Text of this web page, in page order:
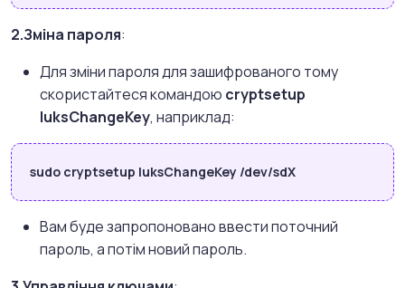
2.Зміна пароля:
Для зміни пароля для зашифрованого тому
скористайтеся командою cryptsetup
luksChangeKey, наприклад:
sudo cryptsetup luksChangeKey /dev/sdX
Вам буде запропоновано ввести поточний
пароль, а потім новий пароль.